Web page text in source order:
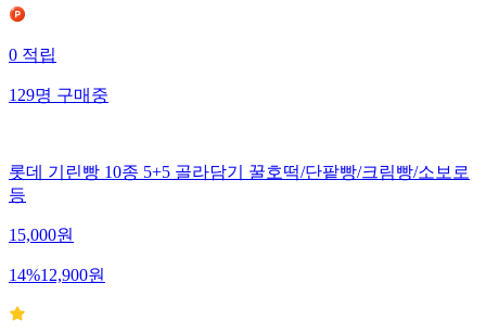
0적립
129명구매중
롯데 기린빵 10종 5+5 골라담기 꿀호떡/단팥빵/크림빵/소보로
등
15,000원
14%12,900원